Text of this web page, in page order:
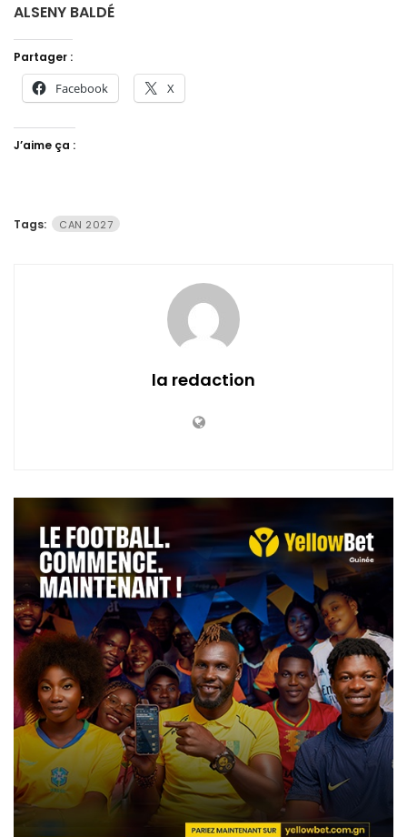
ALSENY BALDÉ
Partager :
Facebook X
J’aime ça :
Tags: CAN 2027
la redaction